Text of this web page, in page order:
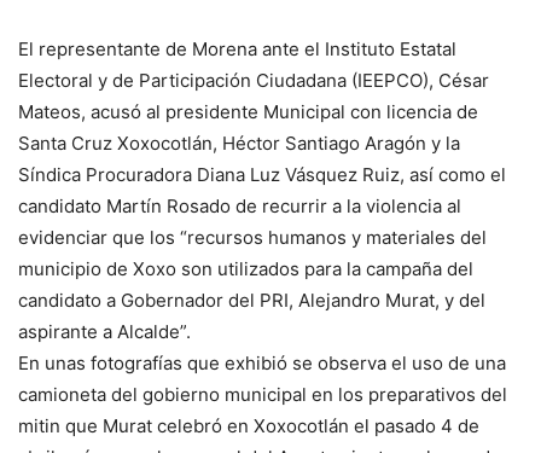
El representante de Morena ante el Instituto Estatal
Electoral y de Participación Ciudadana (IEEPCO), César
Mateos, acusó al presidente Municipal con licencia de
Santa Cruz Xoxocotlán, Héctor Santiago Aragón y la
Síndica Procuradora Diana Luz Vásquez Ruiz, así como el
candidato Martín Rosado de recurrir a la violencia al
evidenciar que los “recursos humanos y materiales del
municipio de Xoxo son utilizados para la campaña del
candidato a Gobernador del PRI, Alejandro Murat, y del
aspirante a Alcalde”.
En unas fotografías que exhibió se observa el uso de una
camioneta del gobierno municipal en los preparativos del
mitin que Murat celebró en Xoxocotlán el pasado 4 de